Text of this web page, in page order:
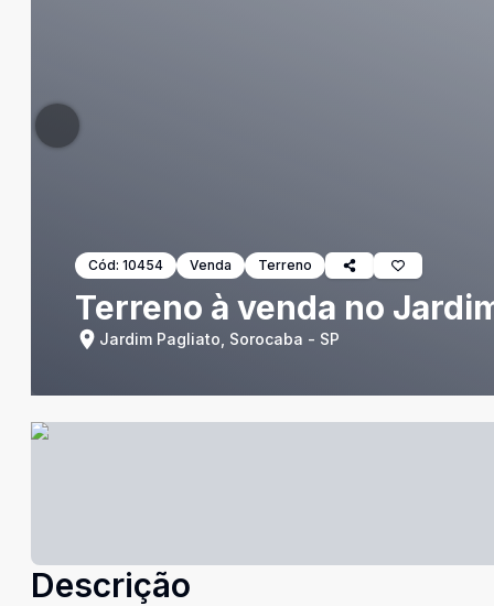
Cód: 10454 Venda Terreno
Terreno à venda no
Jardim Pagliato, Sorocaba - SP
Descrição